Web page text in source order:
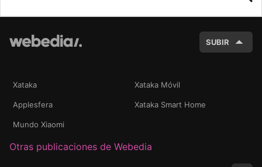
SUBIR
Xataka Xataka Móvil
Applesfera Xataka Smart Home
Mundo Xiaomi
Otras publicaciones de Webedia